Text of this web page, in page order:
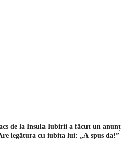
de la Insula Iubirii a făcut un anunț
legătura cu iubita lui: „A spus da!”